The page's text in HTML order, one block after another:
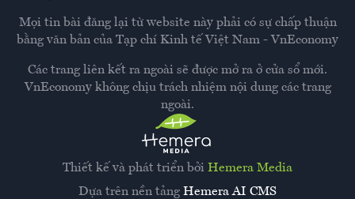
Thiết kế và phát triển bởi Hemera Media
Dựa trên nền tảng Hemera AI CMS
Mọi tin bài đăng lại từ website này phải có sự chấp thuận
bằng văn bản của Tạp chí Kinh tế Việt Nam - VnEconomy
Các trang liên kết ra ngoài sẽ được mở ra ở cửa sổ mới.
VnEconomy không chịu trách nhiệm nội dung các trang
ngoài.